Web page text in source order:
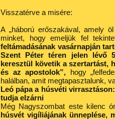
Visszatérve a misére:
A „háború erőszakával, amely
minket, hogy emeljük fel
feltámadásának vasárnapján
Szent Péter téren jelen lévő
keresztül követik a szertartást,
és az apostolok”, hogy
halálban, amit megtapasztalunk,
Leó pápa a húsvéti
tudja elzárni
Még Nagyszombat este kilenc
húsvét vigíliájának ünneplése,